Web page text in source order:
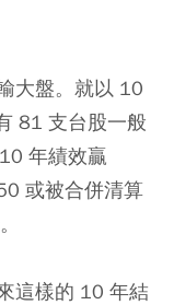
大盤。就以 10
81 支台股一般
年績效贏
或被合併清算
這樣的 10 年結